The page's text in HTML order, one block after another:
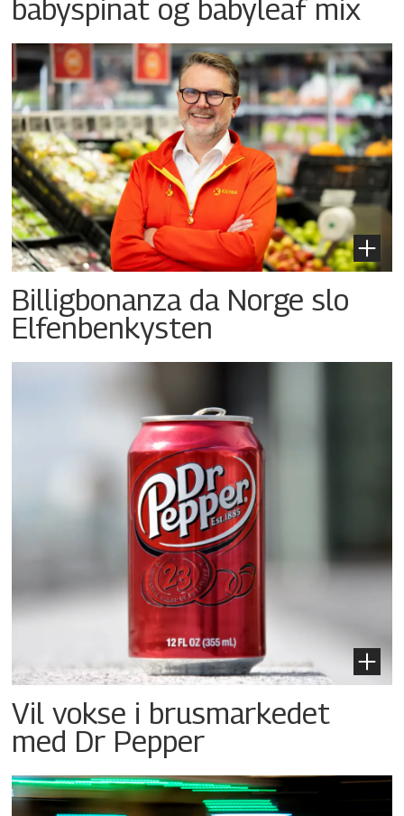
babyspinat og babyleaf mix
Billigbonanza da Norge slo
Elfenbenkysten
Vil vokse i brusmarkedet
med Dr Pepper